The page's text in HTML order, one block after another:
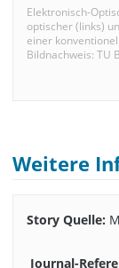
Elektronisch-
optischer (links)
einer
Bildnachweis: TU
Weitere
Story Quelle:
Journal-